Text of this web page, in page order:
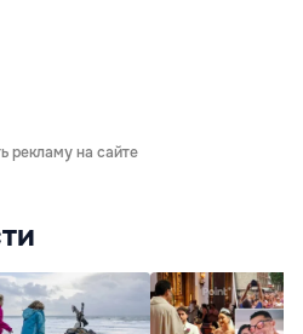
рекламу на сайте